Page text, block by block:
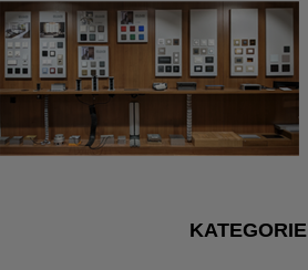
KATEGORIE